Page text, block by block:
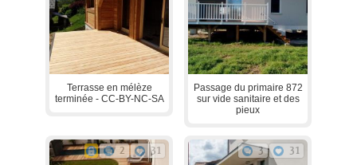
Terrasse en mélèze
terminée - CC-BY-NC-SA
Passage du primaire 872
sur vide sanitaire et des
pieux
2 31 3 31